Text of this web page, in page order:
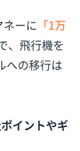
ーに 「1万
、飛行機を
への移行は
イントやギ